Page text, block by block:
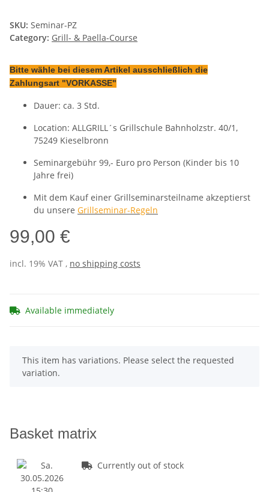
SKU: Seminar-PZ
Category: Grill- & Paella-Course
Bitte wähle bei diesem Artikel ausschließlich die
Zahlungsart "VORKASSE"
Dauer: ca. 3 Std.
Location: ALLGRILL´s Grillschule Bahnholzstr. 40/1,
75249 Kieselbronn
Seminargebühr 99,- Euro pro Person (Kinder bis 10
Jahre frei)
Mit dem Kauf einer Grillseminarsteilname akzeptierst
du unsere Grillseminar-Regeln
99,00 €
incl. 19% VAT , no shipping costs
Available immediately
x
This item has variations. Please select the requested
variation.
Basket matrix
Currently out of stock